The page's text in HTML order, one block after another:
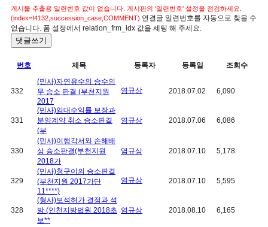
게시물 추출용 일련번호 값이 없습니다. 게시판의 '일련번호' 설정을 점검하세요.
(index=I4132,succession_case,COMMENT) 연결글 일련번호를 자동으로 찾을 수
없습니다. 폼 설정에서 relation_frm_idx 값을 세팅 해 주세요.
댓글쓰기
번호 제목 등록자 등록일 조회수
332
(민사)자연유수의 승수의
무 승소 판결 (부천지원
2017
염규상 2018.07.02 6,090
331
(민사)임대수익률 보장과
분양계약 취소 승소판결
(부
염규상 2018.07.06 6,086
330
(민사)이행각서와 손해배
상 승소판결(부천지원
2018가
염규상 2018.07.10 5,178
329
(민사)청구이의 승소판결
(부천지원 2017가단
11****)
염규상 2018.07.10 5,595
328
(형사)보석허가 결정과 석
방 (인천지방법원 2018초
보**
염규상 2018.08.10 6,165